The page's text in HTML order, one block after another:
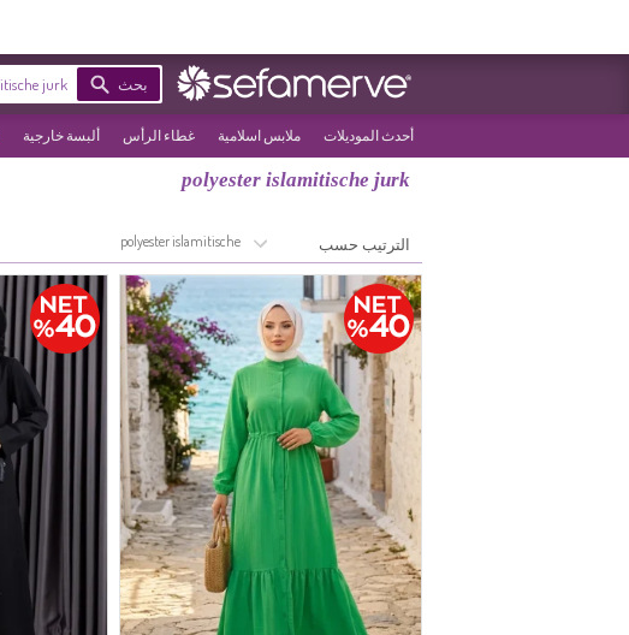
بحث
أحدث الموديلات ملابس اسلامية غطاء الرأس ألبسة خارجية
polyester islamitische jurk
الصفحة الرئيسية polyester islamitische jurk